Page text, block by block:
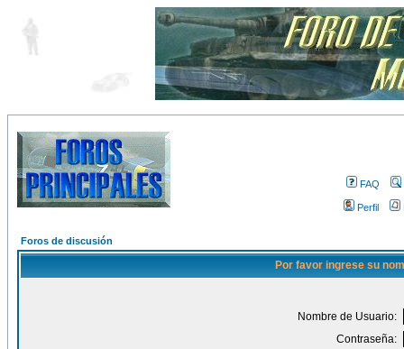
FAQ
Perfil
Foros de discusión
Por favor ingrese su
Nombre de Usuario:
Contraseña: